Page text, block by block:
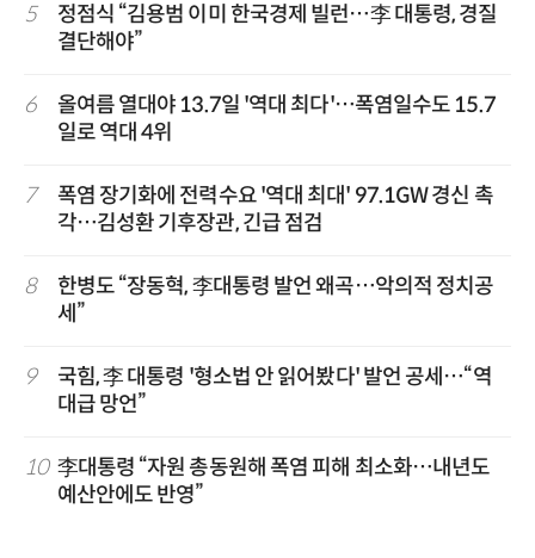
5
정점식 “김용범 이미 한국경제 빌런…李 대통령, 경질
결단해야”
6
올여름 열대야 13.7일 '역대 최다'…폭염일수도 15.7
일로 역대 4위
7
폭염 장기화에 전력수요 '역대 최대' 97.1GW 경신 촉
각…김성환 기후장관, 긴급 점검
8
한병도 “장동혁, 李대통령 발언 왜곡…악의적 정치공
세”
9
국힘, 李 대통령 '형소법 안 읽어봤다' 발언 공세…“역
대급 망언”
10 李대통령 “자원 총동원해 폭염 피해 최소화…내년도
예산안에도 반영”